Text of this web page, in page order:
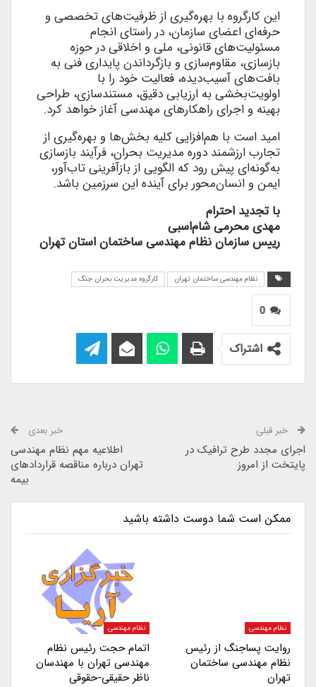
این کارگروه با بهره‌گیری از ظرفیت‌های تخصصی و
حرفه‌ای اعضای سازمان، در راستای انجام
مسئولیت‌های قانونی، ملی و اخلاقی در حوزه
بازسازی، مقاوم‌سازی و بازگرداندن پایداری فنی به
بافت‌های آسیب‌دیده، فعالیت خود را با
اولویت‌بخشی به ارزیابی دقیق، مستندسازی، طراحی
بهینه و اجرای راهکارهای مهندسی آغاز خواهد کرد.
امید است با هم‌افزایی کلیه بخش‌ها و بهره‌گیری از
تجارب ارزشمند دوره مدیریت بحران، فرآیند بازسازی
به‌گونه‌ای پیش رود که الگویی از بازآفرینی تاب‌آور،
ایمن و انسان‌محور برای آینده این سرزمین باشد.
با تجدید احترام
مهدی محرمی شام‌اسبی
رییس سازمان نظام مهندسی ساختمان استان تهران
نظام مهندسی ساختمان تهران کارگروه مدیریت بحران جنگ
0
اشتراک
خبر قبلی
اجرای مجدد طرح ترافیک در
پایتخت از امروز
خبر بعدی
اطلاعیه مهم نظام مهندسی
تهران درباره مناقصه قراردادهای
بیمه
ممکن است شما دوست داشته باشید
نظام مهندسی
روایت پساجنگ از رئیس
نظام مهندسی ساختمان
تهران
نظام مهندسی
اتمام حجت رئیس نظام
مهندسی تهران با مهندسان
ناظر حقیقی-حقوقی